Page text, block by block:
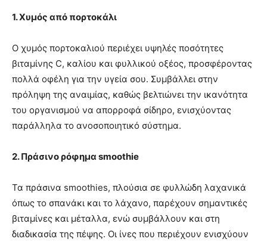
1. Χυμός από πορτοκάλι
Ο χυμός πορτοκαλιού περιέχει υψηλές ποσότητες
βιταμίνης C, καλίου και φυλλικού οξέος, προσφέροντας
πολλά οφέλη για την υγεία σου. Συμβάλλει στην
πρόληψη της αναιμίας, καθώς βελτιώνει την ικανότητα
του οργανισμού να απορροφά σίδηρο, ενισχύοντας
παράλληλα το ανοσοποιητικό σύστημα.
2. Πράσινο ρόφημα smoothie
Τα πράσινα smoothies, πλούσια σε φυλλώδη λαχανικά
όπως το σπανάκι και το λάχανο, παρέχουν σημαντικές
βιταμίνες και μέταλλα, ενώ συμβάλλουν και στη
διαδικασία της πέψης. Οι ίνες που περιέχουν ενισχύουν